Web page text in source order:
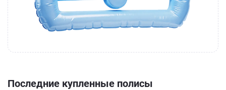
Последние купленные полисы